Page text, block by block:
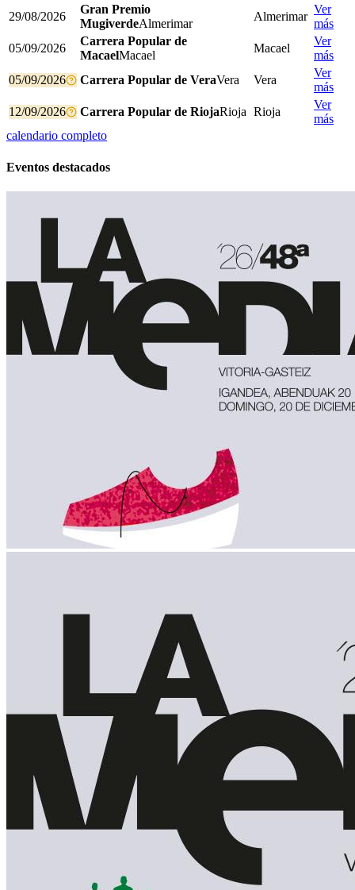
29/08/2026
Gran Premio
MugiverdeAlmerimar
Almerimar
Ver
más
05/09/2026
Carrera Popular de
MacaelMacael
Macael
Ver
más
05/09/2026
Carrera Popular de VeraVera Vera
Ver
más
12/09/2026
Carrera Popular de RiojaRioja Rioja
Ver
más
calendario completo
Eventos destacados